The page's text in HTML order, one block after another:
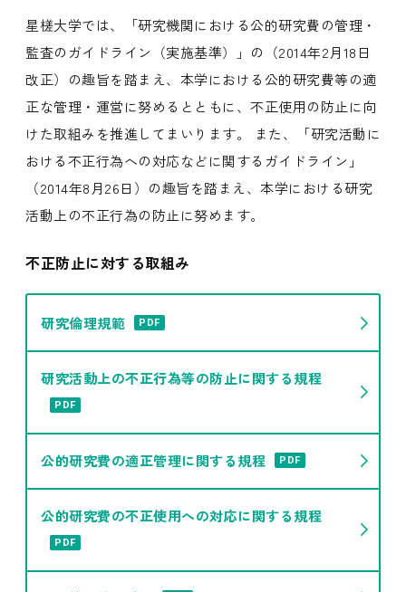
星槎大学では、「研究機関における公的研究費の管理・
監査のガイドライン（実施基準）」の（2014年2月18日
改正）の趣旨を踏まえ、本学における公的研究費等の適
正な管理・運営に努めるとともに、不正使用の防止に向
けた取組みを推進してまいります。 また、「研究活動に
おける不正行為への対応などに関するガイドライン」
（2014年8月26日）の趣旨を踏まえ、本学における研究
活動上の不正行為の防止に努めます。
不正防止に対する取組み
研究倫理規範 PDF
研究活動上の不正行為等の防止に関する規程
PDF
公的研究費の適正管理に関する規程 PDF
公的研究費の不正使用への対応に関する規程
PDF